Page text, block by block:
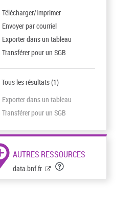
Télécharger/Imprimer
Envoyer par courriel
Exporter dans un tableau
Transférer pour un SGB
Tous les résultats(1)
Exporter dans un tableau
Transférer pour un SGB
AUTRES RESSOURCES
data.bnf.fr